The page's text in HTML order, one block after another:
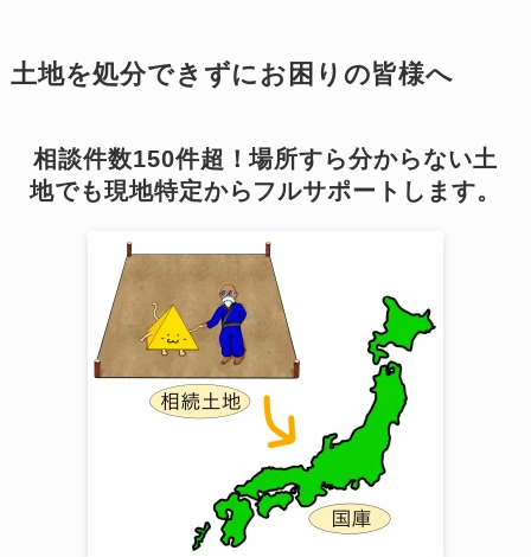
土地を処分できずにお困りの皆様へ
相談件数150件超！場所すら分からない土
地でも現地特定からフルサポートします。